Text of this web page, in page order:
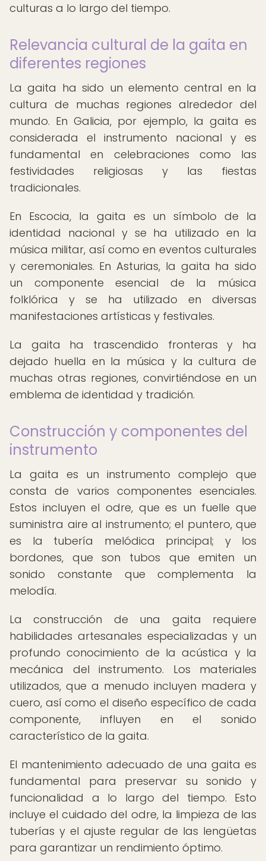
culturas a lo largo del tiempo.
Relevancia cultural de la gaita en
diferentes regiones
La gaita ha sido un elemento central en la
cultura de muchas regiones alrededor del
mundo. En Galicia, por ejemplo, la gaita es
considerada el instrumento nacional y es
fundamental en celebraciones como las
festividades religiosas y las fiestas
tradicionales.
En Escocia, la gaita es un símbolo de la
identidad nacional y se ha utilizado en la
música militar, así como en eventos culturales
y ceremoniales. En Asturias, la gaita ha sido
un componente esencial de la música
folklórica y se ha utilizado en diversas
manifestaciones artísticas y festivales.
La gaita ha trascendido fronteras y ha
dejado huella en la música y la cultura de
muchas otras regiones, convirtiéndose en un
emblema de identidad y tradición.
Construcción y componentes del
instrumento
La gaita es un instrumento complejo que
consta de varios componentes esenciales.
Estos incluyen el odre, que es un fuelle que
suministra aire al instrumento; el puntero, que
es la tubería melódica principal; y los
bordones, que son tubos que emiten un
sonido constante que complementa la
melodía.
La construcción de una gaita requiere
habilidades artesanales especializadas y un
profundo conocimiento de la acústica y la
mecánica del instrumento. Los materiales
utilizados, que a menudo incluyen madera y
cuero, así como el diseño específico de cada
componente, influyen en el sonido
característico de la gaita.
El mantenimiento adecuado de una gaita es
fundamental para preservar su sonido y
funcionalidad a lo largo del tiempo. Esto
incluye el cuidado del odre, la limpieza de las
tuberías y el ajuste regular de las lengüetas
para garantizar un rendimiento óptimo.